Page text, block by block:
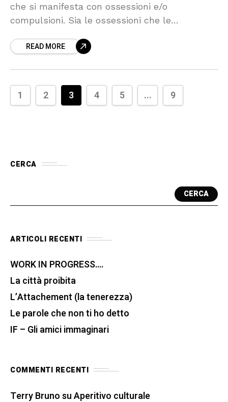
che si manifesta con ossessioni e/o
compulsioni. Sia le ossessioni che le
quotidiane del soggetto. Le persone affette da
READ MORE
1 2 3 4 5 ... 9
CERCA
CERCA
ARTICOLI RECENTI
WORK IN PROGRESS….
La città proibita
L’Attachement (la tenerezza)
Le parole che non ti ho detto
IF – Gli amici immaginari
COMMENTI RECENTI
Terry BrunosuAperitivo culturale